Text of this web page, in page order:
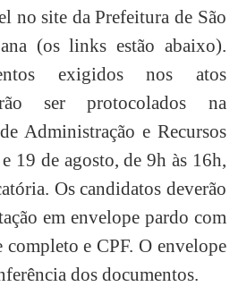
no site da Prefeitura de São
(os links estão abaixo).
exigidos nos atos
ser protocolados na
Administração e Recursos
19 de agosto, de 9h às 16h,
Os candidatos deverão
em envelope pardo com
e CPF. O envelope
dos documentos.